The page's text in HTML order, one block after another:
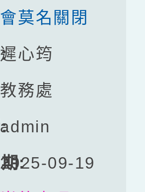
會莫名關閉
遲心筠
教務處
admin
2025-09-19